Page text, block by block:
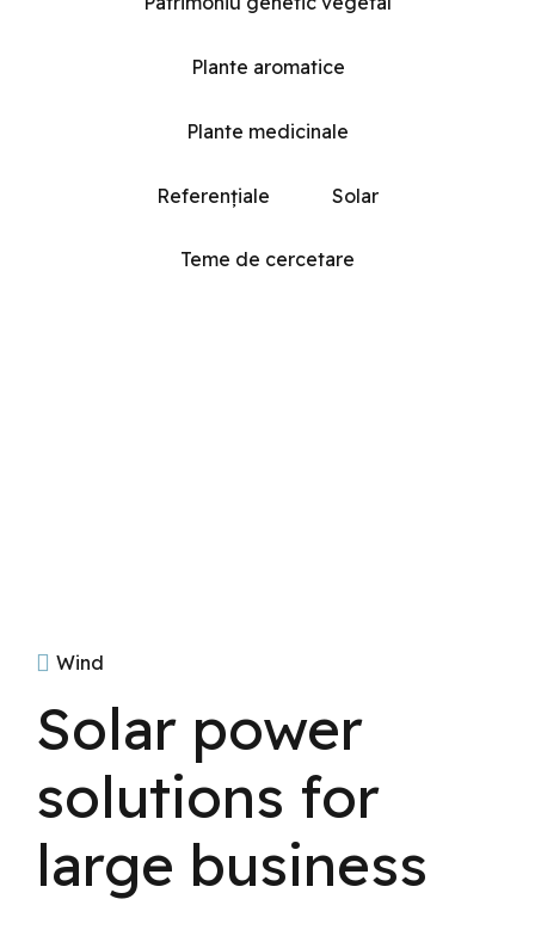
Plante aromatice
Plante medicinale
Referențiale Solar
Teme de cercetare
Wind
Solar power
solutions for
large business